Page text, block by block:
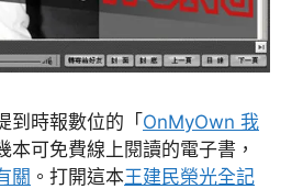
到時報數位的「OnMyOwn 我
本可免費線上閱讀的電子書，
關 。打開這本王建民榮光全記